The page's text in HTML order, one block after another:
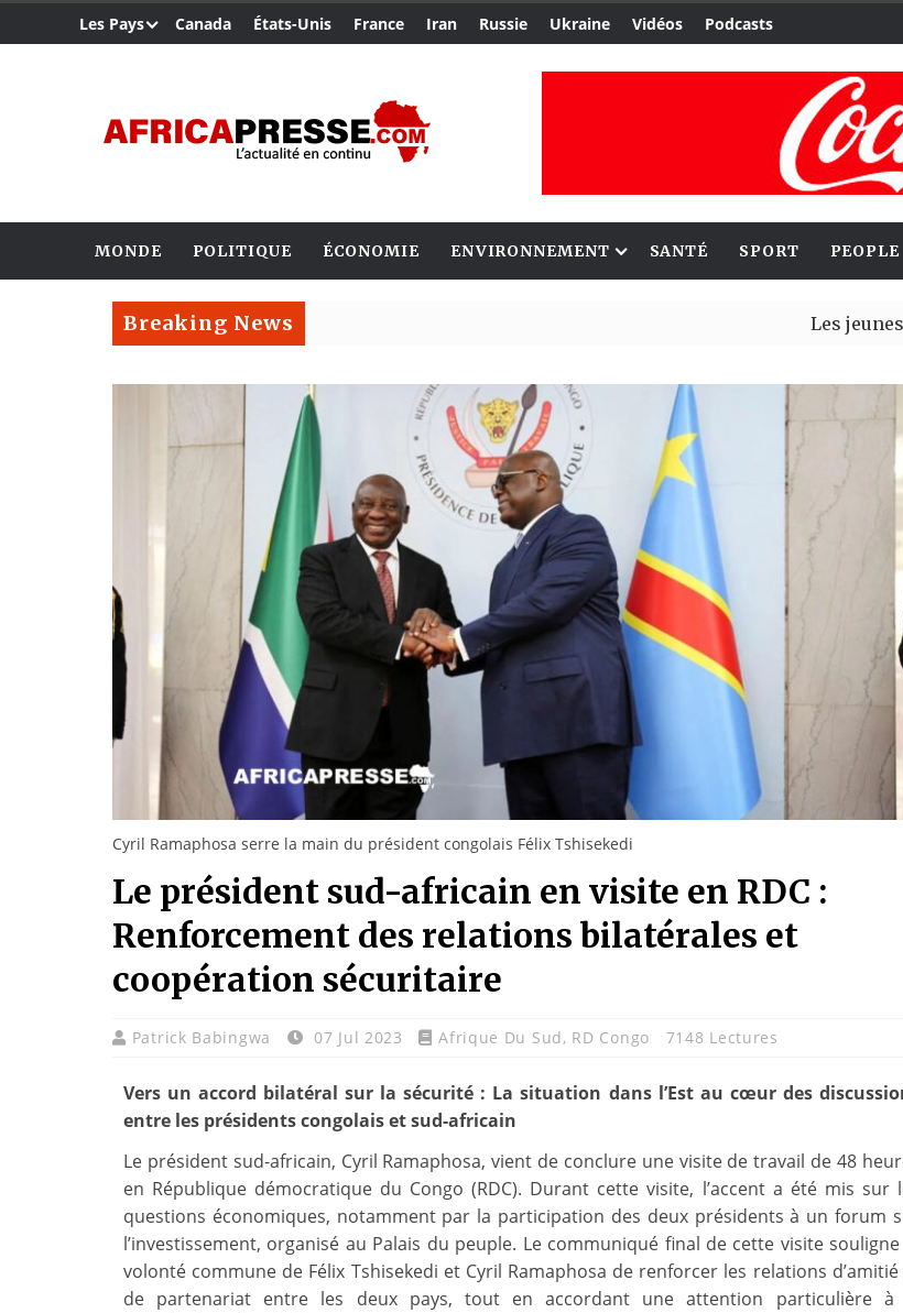
Les Pays Canada États-Unis France Iran Russie Ukraine Vidéos Podcasts
MONDE POLITIQUE ÉCONOMIE ENVIRONNEMENT SANTÉ SPORT PEOPLE
Breaking News Les jeunes
Cyril Ramaphosa serre la main du président congolais Félix Tshisekedi
Le président sud-africain en visite en RDC :
Renforcement des relations bilatérales et
coopération sécuritaire
Patrick Babingwa 07 Jul 2023 Afrique Du Sud, RD Congo 7148 Lectures
Vers un accord bilatéral sur la sécurité : La situation dans l’Est au cœur des
entre les présidents congolais et sud-africain
Le président sud-africain, Cyril Ramaphosa, vient de conclure une visite de travail de 48
en République démocratique du Congo (RDC). Durant cette visite, l’accent a été mis sur
questions économiques, notamment par la participation des deux présidents à un forum
l’investissement, organisé au Palais du peuple. Le communiqué final de cette visite
volonté commune de Félix Tshisekedi et Cyril Ramaphosa de renforcer les relations
de partenariat entre les deux pays, tout en accordant une attention particulière à